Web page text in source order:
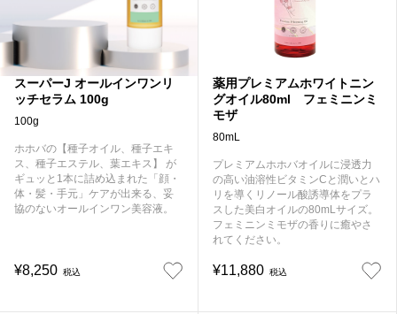
スーパーJ オールインワンリ
ッチセラム 100g
100g
ホホバの【種子オイル、種子エキ
ス、種子エステル、葉エキス】 が
ギュッと1本に詰め込まれた「顔・
体・髪・手元」ケアが出来る、妥
協のないオールインワン美容液。
¥8,250 税込
薬用プレミアムホワイトニン
グオイル80ml フェミニンミ
モザ
80mL
プレミアムホホバオイルに浸透力
の高い油溶性ビタミンCと潤いとハ
リを導くリノール酸誘導体をプラ
スした美白オイルの80mLサイズ。
フェミニンミモザの香りに癒やさ
れてください。
¥11,880 税込